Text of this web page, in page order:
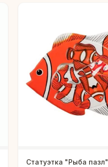
Статуэтка "Рыба пазл"